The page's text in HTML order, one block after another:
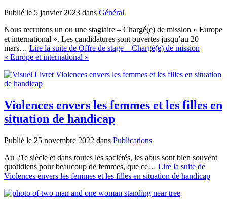
Publié le 5 janvier 2023 dans Général
Nous recrutons un ou une stagiaire – Chargé(e) de mission « Europe
et international ». Les candidatures sont ouvertes jusqu’au 20
mars… Lire la suite de Offre de stage – Chargé(e) de mission
« Europe et international »
Violences envers les femmes et les filles en
situation de handicap
Publié le 25 novembre 2022 dans Publications
Au 21e siècle et dans toutes les sociétés, les abus sont bien souvent
quotidiens pour beaucoup de femmes, que ce… Lire la suite de
Violences envers les femmes et les filles en situation de handicap